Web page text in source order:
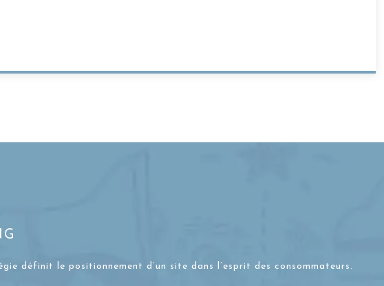
définit le positionnement d’un site dans l’esprit des consommateurs.